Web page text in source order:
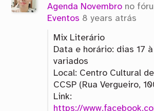
Agenda Novembro no
Eventos 8 years atrás
Mix Literário
Data e horário: dias 17
variados
Local: Centro Cultural
CCSP (Rua Vergueiro,
Link:
https://